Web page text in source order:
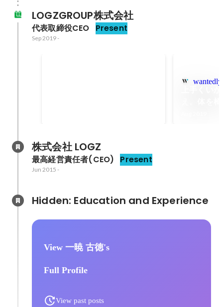
LOGZGROUP株式会社
代表取締役CEO Present
Sep 2019-
株式会社 LOGZ
最高経営責任者(CEO) Present
Jun 2015 -
View 一暁 古徳's
Full Profile
View past posts